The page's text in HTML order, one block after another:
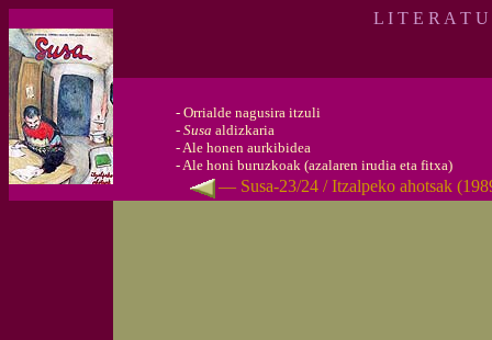
L I T E R A T
- Orrialde nagusira itzuli
- Susa aldizkaria
-Ale honen aurkibidea
-Ale honi buruzkoak (azalaren irudia eta fitxa)
— Susa-23/24 / Itzalpeko ahotsak